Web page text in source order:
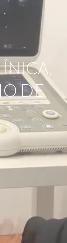
DE